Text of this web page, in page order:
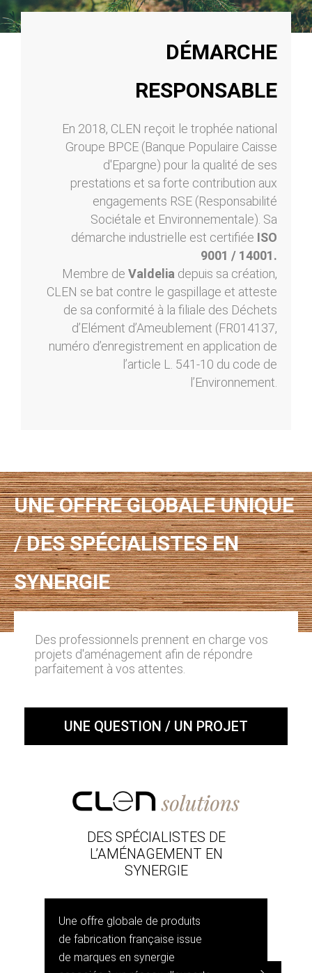
DÉMARCHE
RESPONSABLE
En 2018, CLEN reçoit le trophée national
Groupe BPCE (Banque Populaire Caisse
d'Epargne) pour la qualité de ses
prestations et sa forte contribution aux
engagements RSE (Responsabilité
Sociétale et Environnementale). Sa
démarche industrielle est certifiée ISO
9001 / 14001.
Membre de Valdelia depuis sa création,
CLEN se bat contre le gaspillage et atteste
de sa conformité à la filiale des Déchets
d’Elément d’Ameublement (FR014137,
numéro d’enregistrement en application de
l’article L. 541-10 du code de
l’Environnement.
UNE OFFRE GLOBALE UNIQUE
/ DES SPÉCIALISTES EN
SYNERGIE
Des professionnels prennent en charge vos
projets d'aménagement afin de répondre
parfaitement à vos attentes.
UNE QUESTION / UN PROJET
DES SPÉCIALISTES DE
L’AMÉNAGEMENT EN
SYNERGIE
Une offre globale de produits
de fabrication française issue
de marques en synergie